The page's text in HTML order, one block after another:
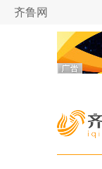
齐鲁网